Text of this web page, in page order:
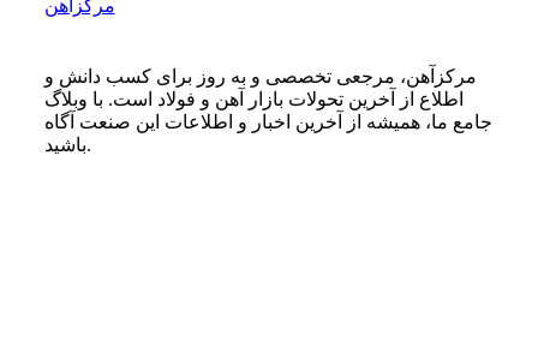
مرکزآهن
مرکزآهن، مرجعی تخصصی و به روز برای کسب دانش و
اطلاع از آخرین تحولات بازار آهن و فولاد است. با وبلاگ
جامع ما، همیشه از آخرین اخبار و اطلاعات این صنعت آگاه
باشید.